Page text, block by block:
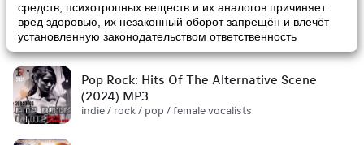
средств, психотропных веществ и их аналогов причиняет
вред здоровью, их незаконный оборот запрещён и влечёт
установленную законодательством ответственность
Сборник! '90s (2024) MP3
pop / russian pop / russian / '90s
Pop Rock: Hits Of The Alternative Scene
(2024) MP3
indie / rock / pop / female vocalists